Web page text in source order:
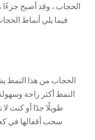
الحجاب ، وقد أصبح جزءًا
فيما يلي أنماط
الحجاب من هذا النمط
النمط أكثر راحة
طويلًا جدًا أو كنت
سحب أقفالها في